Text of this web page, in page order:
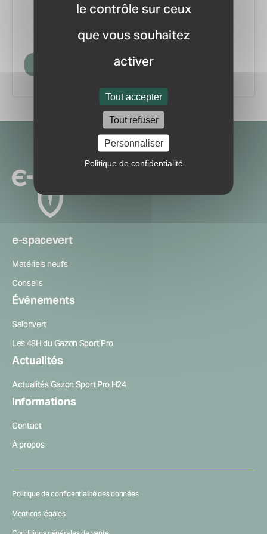
le contrôle sur ceux
que vous souhaitez
activer
Tout accepter
Tout refuser
Personnaliser
Politique de confidentialité
pour ne manquer aucune
information ou nouveauté du marché.
Créer mon compte
e-spacevert
Matériels neufs
Conseils
Événements
Salonvert
Les 48H du Gazon Sport Pro
Actualités
Actualités Gazon Sport Pro H24
Informations
Contact
À propos
Politique de confidentialité des données
Mentions légales